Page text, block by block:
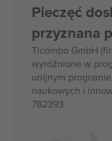
Pieczęć
przyznana
Ticombo GmbH
wyróżnione w
unijnym
naukowych i
782393.